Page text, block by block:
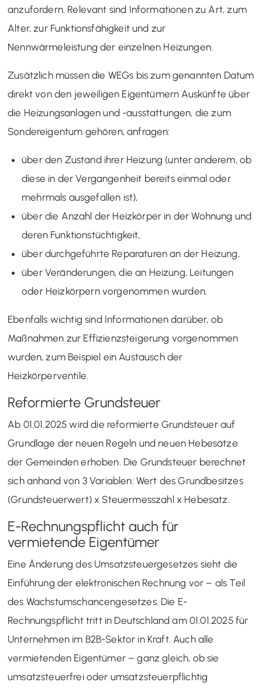
anzufordern. Relevant sind Informationen zu Art, zum
Alter, zur Funktionsfähigkeit und zur
Nennwärmeleistung der einzelnen Heizungen.
Zusätzlich müssen die WEGs bis zum genannten Datum
direkt von den jeweiligen Eigentümern Auskünfte über
die Heizungsanlagen und -ausstattungen, die zum
Sondereigentum gehören, anfragen:
über den Zustand ihrer Heizung (unter anderem, ob
diese in der Vergangenheit bereits einmal oder
mehrmals ausgefallen ist),
über die Anzahl der Heizkörper in der Wohnung und
deren Funktionstüchtigkeit,
über durchgeführte Reparaturen an der Heizung,
über Veränderungen, die an Heizung, Leitungen
oder Heizkörpern vorgenommen wurden.
Ebenfalls wichtig sind Informationen darüber, ob
Maßnahmen zur Effizienzsteigerung vorgenommen
wurden, zum Beispiel ein Austausch der
Heizkörperventile.
Reformierte Grundsteuer
Ab 01.01.2025 wird die reformierte Grundsteuer auf
Grundlage der neuen Regeln und neuen Hebesätze
der Gemeinden erhoben. Die Grundsteuer berechnet
sich anhand von 3 Variablen: Wert des Grundbesitzes
(Grundsteuerwert) x Steuermesszahl x Hebesatz.
E-Rechnungspflicht auch für
vermietende Eigentümer
Eine Änderung des Umsatzsteuergesetzes sieht die
Einführung der elektronischen Rechnung vor – als Teil
des Wachstumschancengesetzes. Die E-
Rechnungspflicht tritt in Deutschland am 01.01.2025 für
Unternehmen im B2B-Sektor in Kraft. Auch alle
vermietenden Eigentümer – ganz gleich, ob sie
umsatzsteuerfrei oder umsatzsteuerpflichtig